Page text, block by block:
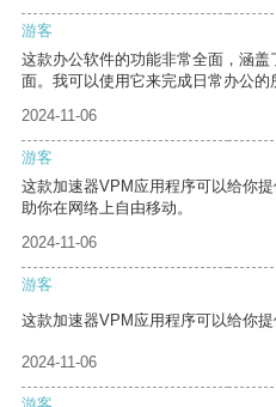
游客
这款办公软件的功能非常全面，涵
面。我可以使用它来完成日常办公的
2024-11-06
游客
这款加速器VPM应用程序可以给你
助你在网络上自由移动。
2024-11-06
游客
这款加速器VPM应用程序可以给你提
2024-11-06